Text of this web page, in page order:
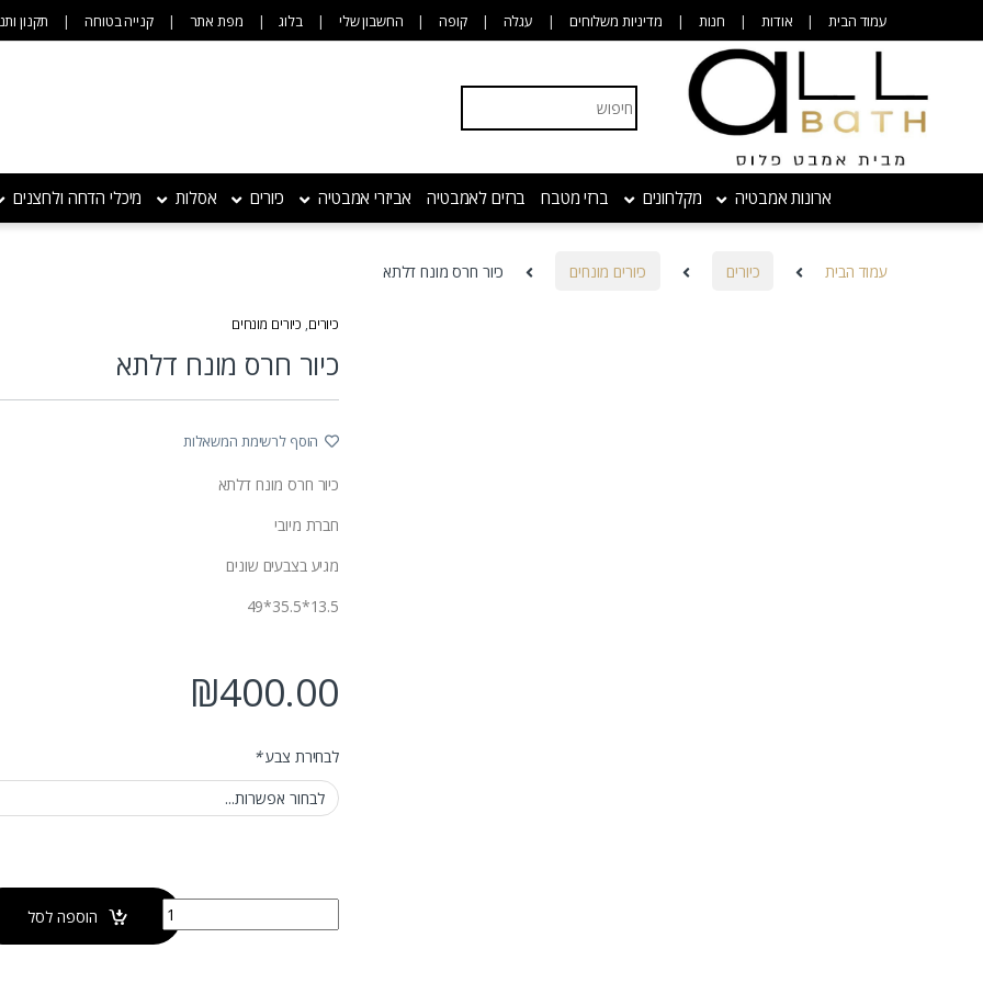
עמוד הבית אודות חנות מדיניות משלוחים עגלה קופה החשבון שלי בלוג מפת אתר קנייה בטוחה תקנון
Search for:
ארונות אמבטיה מקלחונים ברזי מטבח ברזים לאמבטיה אביזרי אמבטיה כיורים אסלות מיכלי הדחה ולחצנים
עמוד הבית כיורים כיורים מונחים כיור חרס מונח דלתא
כיורים, כיורים מונחים
כיור חרס מונח דלתא
הוסף לרשימת המשאלות
כיור חרס מונח דלתא
חברת מיובי
מגיע בצבעים שונים
13.5*35.5*49
₪400.00
לבחירת צבע*
כמות של כיור חרס מונח דלתא הוספה לסל